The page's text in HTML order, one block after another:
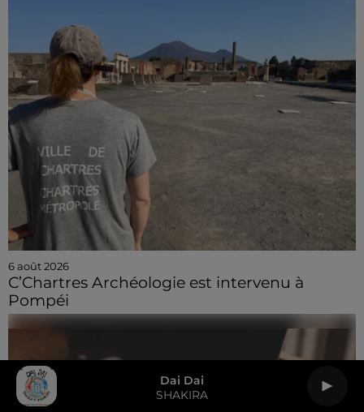
Dai Dai
SHAKIRA
6 août 2026
C’Chartres Archéologie est intervenu à
Pompéi